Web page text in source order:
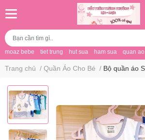
moaz bebe tiet trung hut sua ham sua quan ao
Trang chủ / Quần Áo Cho Bé / Bộ quần áo